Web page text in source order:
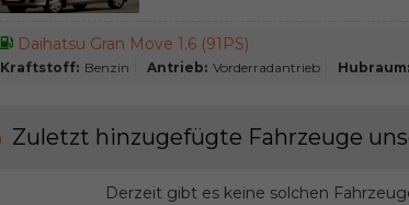
Daihatsu Gran Move 1.6 (91PS)
Kraftstoff: Benzin Antrieb: Vorderradantrieb Hubraum:
Zuletzt hinzugefügte Fahrzeuge
Derzeit gibt es keine solchen